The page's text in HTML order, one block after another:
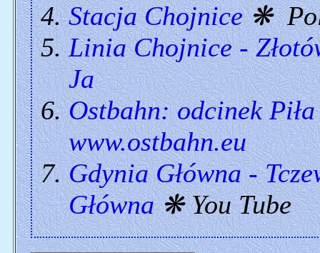
Stacja Chojnice❋
Linia Chojnice -
Ja
Ostbahn: odcinek
www.ostbahn.eu
Gdynia Główna -
Główna❋ You Tube